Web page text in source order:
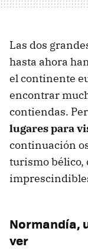
Las dos
hasta ahora
el continente
encontrar
contiendas.
lugares para
continuación
turismo bélico,
Normandía,
ver